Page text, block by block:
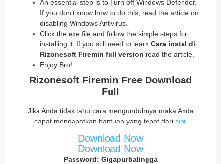
An essential step is to Turn off Windows Defender.
If you don’t know how to do this, read the article on
disabling Windows Antivirus.
Click the exe file and follow the simple steps for
installing it. If you still need to learn Cara instal di
Rizonesoft Firemin full version read the article.
Enjoy Bro!
Rizonesoft Firemin Free Download
Full
Jika Anda tidak tahu cara mengunduhnya maka Anda
dapat mendapatkan bantuan yang tepat dari sini.
Download Now
Download Now
Password: Gigapurbalingga